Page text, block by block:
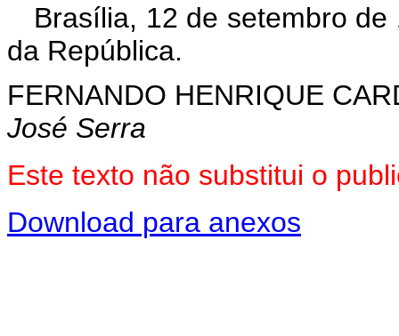
Brasília, 12 de setembro de
da República.
FERNANDO HENRIQUE
José Serra
Este texto não substitui o
Download para anexos